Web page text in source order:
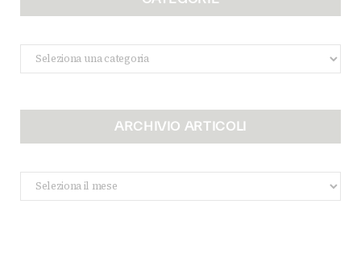
Categorie
ARCHIVIO ARTICOLI
Archivio
Articoli